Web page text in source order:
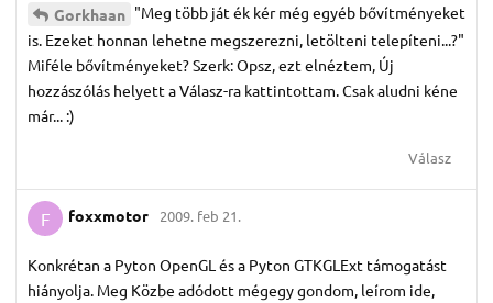
Gorkhaan "Meg több ját ék kér még egyéb bővítményeket
is. Ezeket honnan lehetne megszerezni, letölteni telepíteni...?"
Miféle bővítményeket? Szerk: Opsz, ezt elnéztem, Új
hozzászólás helyett a Válasz-ra kattintottam. Csak aludni kéne
már... :)
Válasz
F foxxmotor 2009. feb 21.
Konkrétan a Pyton OpenGL és a Pyton GTKGLExt támogatást
hiányolja. Meg Közbe adódott mégegy gondom, leírom ide,